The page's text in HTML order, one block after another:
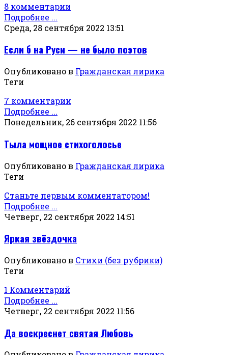
8 комментарии
Подробнее ...
Среда, 28 сентября 2022 13:51
Если б на Руси — не было поэтов
Опубликовано в Гражданская лирика
Теги
7 комментарии
Подробнее ...
Понедельник, 26 сентября 2022 11:56
Тыла мощное стихоголосье
Опубликовано в Гражданская лирика
Теги
Станьте первым комментатором!
Подробнее ...
Четверг, 22 сентября 2022 14:51
Яркая звёздочка
Опубликовано в Стихи (без рубрики)
Теги
1 Комментарий
Подробнее ...
Четверг, 22 сентября 2022 11:56
Да воскреснет святая Любовь